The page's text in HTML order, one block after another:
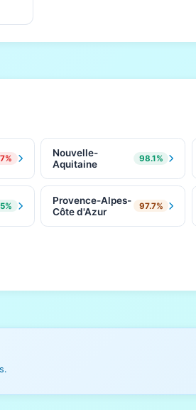
Nouvelle-
Aquitaine
98.1%
Provence-Alpes-
Côte d'Azur
97.7%